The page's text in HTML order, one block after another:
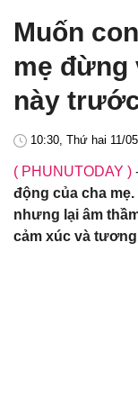
Muốn
mẹ đừng
này
10:30, Thứ hai 11/
( PHUNUTODAY )
động của cha
nhưng lại âm
cảm xúc và